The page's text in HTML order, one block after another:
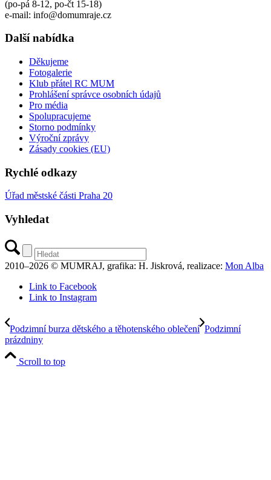
(po-pá 8-12, po-čt 15-18)
e-mail: info@domumraje.cz
Další nabídka
Děkujeme
Fotogalerie
Klub přátel RC MUM
Prohlášení správce osobních údajů
Pro média
Spolupracujeme
Storno podmínky
Výroční zprávy
Zásady cookies (EU)
Rychlé odkazy
Úřad městské části Praha 20
Vyhledat
2010–2026 © MUMRAJ, grafika: H. Jiskrová, realizace: Mon Alba
Link to Facebook
Link to Instagram
Podzimní burza dětského a těhotenského oblečení Podzimní
prázdniny
Scroll to top